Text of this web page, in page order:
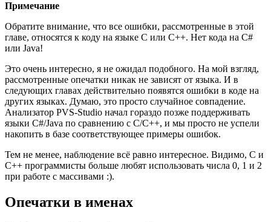
Примечание
Обратите внимание, что все ошибки, рассмотренные в этой
главе, относятся к коду на языке C или C++. Нет кода на C#
или Java!
Это очень интересно, я не ожидал подобного. На мой взгляд,
рассмотренные опечатки никак не зависят от языка. И в
следующих главах действительно появятся ошибки в коде на
других языках. Думаю, это просто случайное совпадение.
Анализатор PVS-Studio начал гораздо позже поддерживать
языки C#/Java по сравнению с C/C++, и мы просто не успели
накопить в базе соответствующее примеры ошибок.
Тем не менее, наблюдение всё равно интересное. Видимо, C и
C++ программисты больше любят использовать числа 0, 1 и 2
при работе с массивами :).
Опечатки в именах